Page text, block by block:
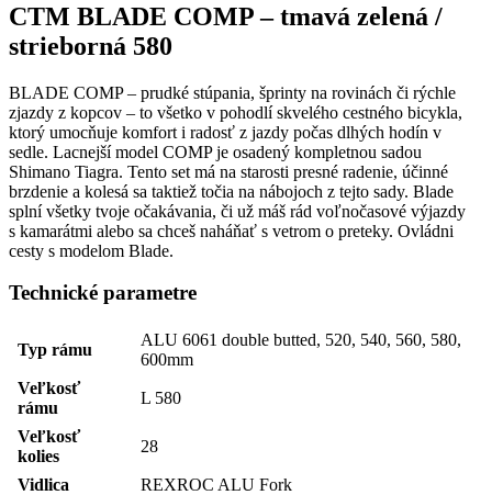
CTM BLADE COMP – tmavá zelená /
strieborná 580
BLADE COMP – prudké stúpania, šprinty na rovinách či rýchle
zjazdy z kopcov – to všetko v pohodlí skvelého cestného bicykla,
ktorý umocňuje komfort i radosť z jazdy počas dlhých hodín v
sedle. Lacnejší model COMP je osadený kompletnou sadou
Shimano Tiagra. Tento set má na starosti presné radenie, účinné
brzdenie a kolesá sa taktiež točia na nábojoch z tejto sady. Blade
splní všetky tvoje očakávania, či už máš rád voľnočasové výjazdy
s kamarátmi alebo sa chceš naháňať s vetrom o preteky. Ovládni
cesty s modelom Blade.
Technické parametre
Typ rámu
ALU 6061 double butted, 520, 540, 560, 580,
600mm
Veľkosť
rámu
L 580
Veľkosť
kolies
28
Vidlica
REXROC ALU Fork